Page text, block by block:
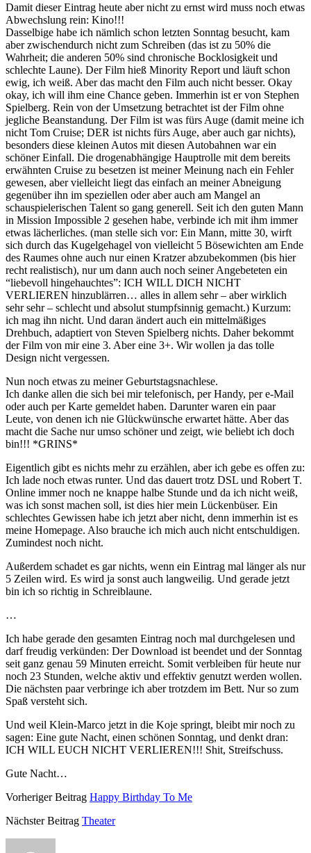
Damit dieser Eintrag heute aber nicht zu ernst wird muss noch etwas
Abwechslung rein: Kino!!!
Dasselbige habe ich nämlich schon letzten Sonntag besucht, kam
aber zwischendurch nicht zum Schreiben (das ist zu 50% die
Wahrheit; die anderen 50% sind chronische Bocklosigkeit und
schlechte Laune). Der Film hieß Minority Report und läuft schon
ewig, ich weiß. Aber das macht den Film auch nicht besser. Okay
okay, ich will ihm eine Chance geben. Immerhin ist er von Stephen
Spielberg. Rein von der Umsetzung betrachtet ist der Film ohne
jegliche Beanstandung. Der Film ist was fürs Auge (damit meine ich
nicht Tom Cruise; DER ist nichts fürs Auge, aber auch gar nichts),
besonders diese kleinen Autos mit diesen Autobahnen war ein
schöner Einfall. Die drogenabhängige Hauptrolle mit dem bereits
erwähnten Cruise zu besetzen ist meiner Meinung nach ein Fehler
gewesen, aber vielleicht liegt das einfach an meiner Abneigung
gegenüber ihn im speziellen oder aber auch am Mangel an
schauspielerischen Talent so gang generell. Seit ich den guten Mann
in Mission Impossible 2 gesehen habe, verbinde ich mit ihm immer
etwas lächerliches. (man stelle sich vor: Ein Mann, mitte 30, wirft
sich durch das Kugelgehagel von vielleicht 5 Bösewichten am Ende
des Raumes ohne auch nur einen Kratzer abzubekommen (bis hier
recht realistisch), nur um dann auch noch seiner Angebeteten ein
“liebevoll hingehauchtes”: ICH WILL DICH NICHT
VERLIEREN hinzublärren… alles in allem sehr – aber wirklich
sehr sehr – schlecht und absolut stumpfsinnig gemacht.) Kurzum:
ich mag ihn nicht. Und daran ändert auch ein mittelmäßiges
Drehbuch, adaptiert von Steven Spielberg nichts. Daher bekommt
der Film von mir eine 3. Aber eine 3+. Wir wollen ja das tolle
Design nicht vergessen.
Nun noch etwas zu meiner Geburtstagsnachlese.
Ich danke allen die sich bei mir telefonisch, per Handy, per e-Mail
oder auch per Karte gemeldet haben. Darunter waren ein paar
Leute, von denen ich nie Glückwünsche erwartet hätte. Aber das
macht die Sache nur umso schöner und zeigt, wie beliebt ich doch
bin!!! *GRINS*
Eigentlich gibt es nichts mehr zu erzählen, aber ich gebe es offen zu:
Ich lade noch etwas runter. Und das dauert trotz DSL und Robert T.
Online immer noch ne knappe halbe Stunde und da ich nicht weiß,
was ich sonst machen soll, ist dies hier mein Lückenbüser. Ein
schlechtes Gewissen habe ich jetzt aber nicht, denn immerhin ist es
meine Homepage. Also brauche ich mich auch nicht entschuldigen.
Zumindest noch nicht.
Außerdem schadet es gar nichts, wenn ein Eintrag mal länger als nur
5 Zeilen wird. Es wird ja sonst auch langweilig. Und gerade jetzt
bin ich so richtig in Schreiblaune.
…
Ich habe gerade den gesamten Eintrag noch mal durchgelesen und
darf freudig verkünden: Der Download ist beendet und der Sonntag
seit ganz genau 59 Minuten erreicht. Somit verbleiben für heute nur
noch 23 Stunden, welche aktiv und effektiv genutzt werden wollen.
Die nächsten paar verbringe ich aber trotzdem im Bett. Nur so zum
Spaß versteht sich.
Und weil Klein-Marco jetzt in die Koje springt, bleibt mir noch zu
sagen: Eine gute Nacht, einen schönen Sonntag, und denkt dran:
ICH WILL EUCH NICHT VERLIEREN!!! Shit, Streifschuss.
Gute Nacht…
Vorheriger Beitrag Happy Birthday To Me
Nächster Beitrag Theater